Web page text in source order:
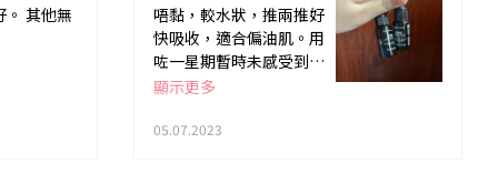
。 其他無
唔黏，較水狀，推兩推好
快吸收，適合偏油肌。用
咗一星期暫時未感受到撫
平眼紋嘅功效。
顯示更多
05.07.2023